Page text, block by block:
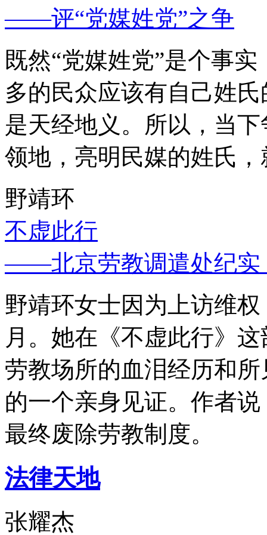
——评“党媒姓党”之争
既然“党媒姓党”是个事
多的民众应该有自己姓
是天经地义。所以，当
领地，亮明民媒的姓氏
野靖环
不虚此行
——北京劳教调遣处纪实
野靖环女士因为上访维
月。她在《不虚此行》
劳教场所的血泪经历和
的一个亲身见证。作者
最终废除劳教制度。
法律天地
张耀杰